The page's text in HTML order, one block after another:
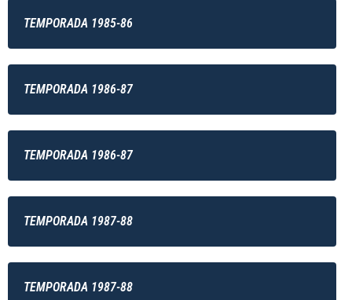
TEMPORADA 1985-86
TEMPORADA 1986-87
TEMPORADA 1986-87
TEMPORADA 1987-88
TEMPORADA 1987-88